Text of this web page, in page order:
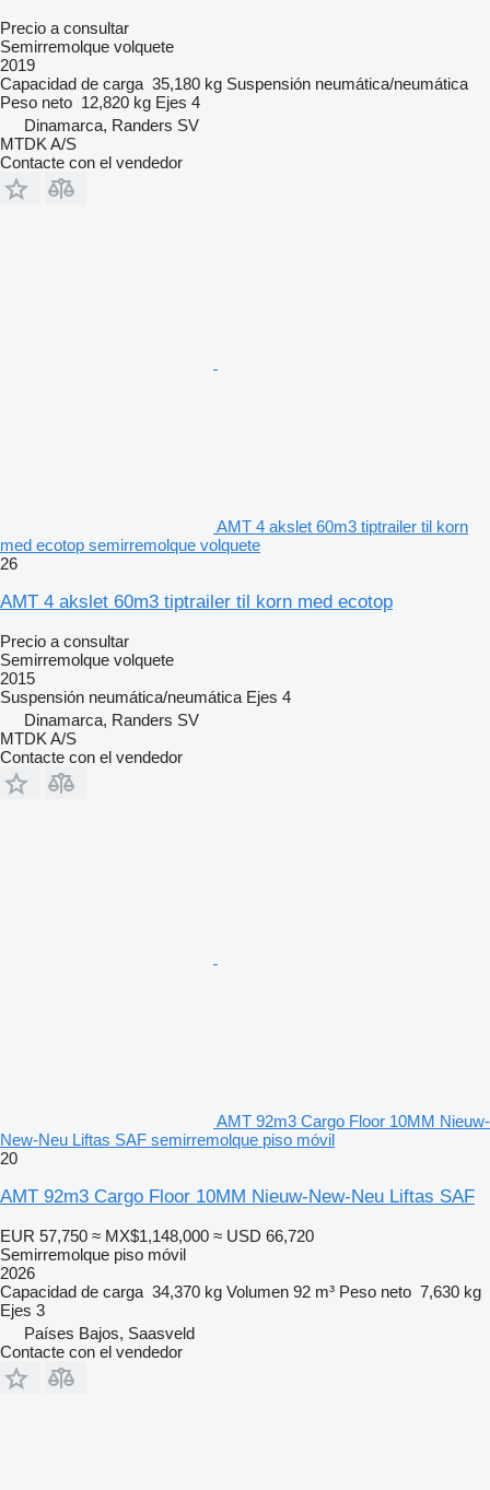
Precio a consultar
Semirremolque volquete
2019
Capacidad de carga 35,180 kg Suspensión neumática/neumática
Peso neto 12,820 kg Ejes 4
Dinamarca, Randers SV
MTDK A/S
Contacte con el vendedor
AMT 4 akslet 60m3 tiptrailer til korn
med ecotop semirremolque volquete
26
AMT 4 akslet 60m3 tiptrailer til korn med ecotop
Precio a consultar
Semirremolque volquete
2015
Suspensión neumática/neumática Ejes 4
Dinamarca, Randers SV
MTDK A/S
Contacte con el vendedor
AMT 92m3 Cargo Floor 10MM Nieuw-
New-Neu Liftas SAF semirremolque piso móvil
20
AMT 92m3 Cargo Floor 10MM Nieuw-New-Neu Liftas SAF
EUR 57,750 ≈ MX$1,148,000 ≈ USD 66,720
Semirremolque piso móvil
2026
Capacidad de carga 34,370 kg Volumen 92 m³ Peso neto 7,630 kg
Ejes 3
Países Bajos, Saasveld
Contacte con el vendedor